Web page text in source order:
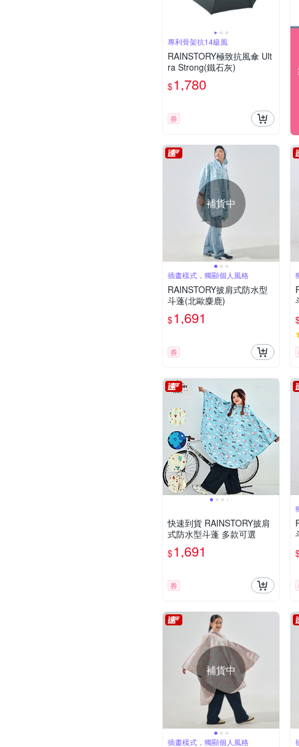
專利骨架抗14級風
RAINSTORY極致抗風傘 Ult
ra Strong(鐵石灰)
$1,780
券
補貨中
插畫樣式，獨顯個人風格
RAINSTORY披肩式防水型
斗蓬(北歐麋鹿)
$1,691
券
快速到貨 RAINSTORY披肩
式防水型斗蓬 多款可選
$1,691
券
補貨中
插畫樣式，獨顯個人風格